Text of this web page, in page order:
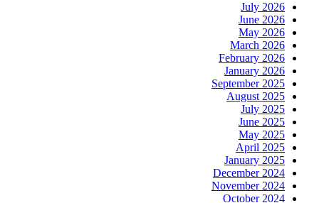
July 2026
June 2026
May 2026
March 2026
February 2026
January 2026
September 2025
August 2025
July 2025
June 2025
May 2025
April 2025
January 2025
December 2024
November 2024
October 2024